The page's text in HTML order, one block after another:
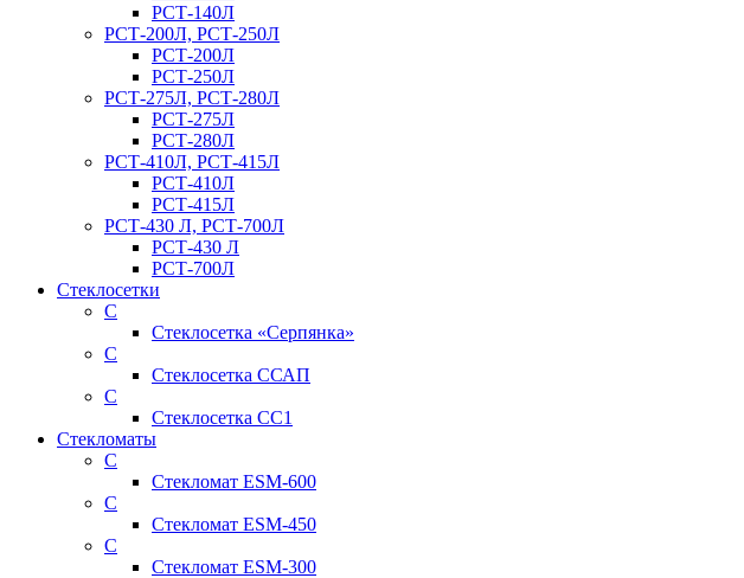
РСТ-140Л
РСТ-200Л, РСТ-250Л
РСТ-200Л
РСТ-250Л
РСТ-275Л, РСТ-280Л
РСТ-275Л
РСТ-280Л
РСТ-410Л, РСТ-415Л
РСТ-410Л
РСТ-415Л
РСТ-430 Л, РСТ-700Л
РСТ-430 Л
РСТ-700Л
Стеклосетки
С
Стеклосетка «Серпянка»
С
Стеклосетка ССАП
С
Стеклосетка СС1
Стекломаты
С
Стекломат ESM-600
С
Стекломат ESM-450
С
Стекломат ESM-300